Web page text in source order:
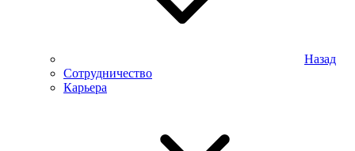
Назад
Сотрудничество
Карьера